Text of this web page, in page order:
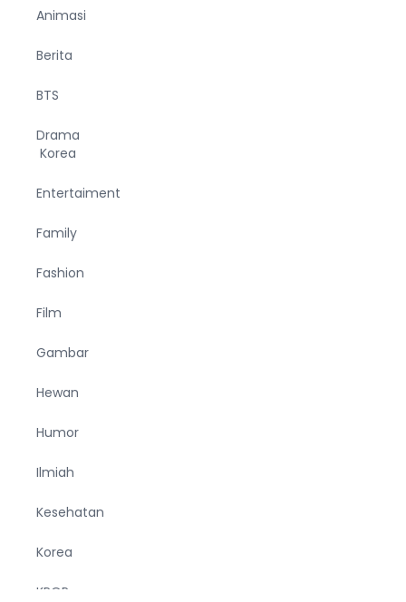
Animasi
Berita
BTS
Drama
Korea
Entertaiment
Family
Fashion
Film
Gambar
Hewan
Humor
Ilmiah
Kesehatan
Korea
KPOP